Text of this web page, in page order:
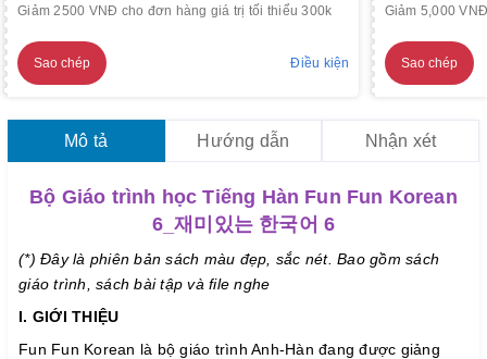
Giảm 2500 VNĐ cho đơn hàng giá trị tối thiểu 300k
Sao chép Điều kiện
Giảm 5,000
Sao chép
Mô tả Hướng dẫn Nhận xét
Bộ Giáo trình học Tiếng Hàn Fun Fun Korean
6_재미있는 한국어 6
(*) Đây là phiên bản sách màu đẹp, sắc nét. Bao gồm sách
giáo trình, sách bài tập và file nghe
I. GIỚI THIỆU
Fun Fun Korean là bộ giáo trình Anh-Hàn đang được giảng